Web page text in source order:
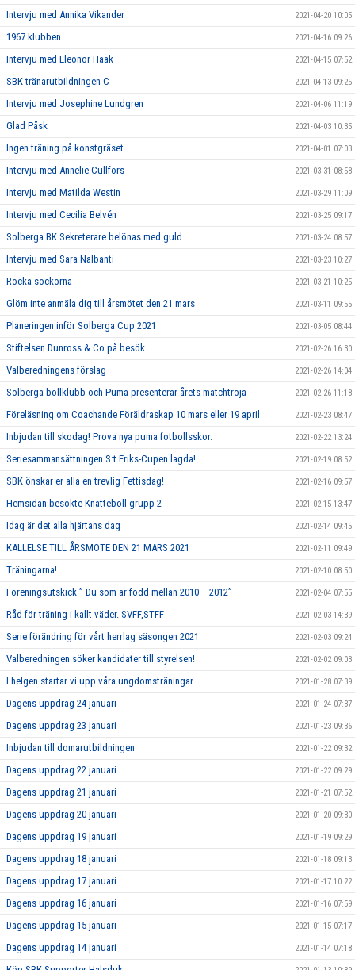
Intervju med Annika Vikander 2021-04-20 10:05
1967 klubben 2021-04-16 09:26
Intervju med Eleonor Haak 2021-04-15 07:52
SBK tränarutbildningen C 2021-04-13 09:25
Intervju med Josephine Lundgren 2021-04-06 11:19
Glad Påsk 2021-04-03 10:35
Ingen träning på konstgräset 2021-04-01 07:03
Intervju med Annelie Cullfors 2021-03-31 08:58
Intervju med Matilda Westin 2021-03-29 11:09
Intervju med Cecilia Belvén 2021-03-25 09:17
Solberga BK Sekreterare belönas med guld 2021-03-24 08:57
Intervju med Sara Nalbanti 2021-03-23 10:27
Rocka sockorna 2021-03-21 10:25
Glöm inte anmäla dig till årsmötet den 21 mars 2021-03-11 09:55
Planeringen inför Solberga Cup 2021 2021-03-05 08:44
Stiftelsen Dunross & Co på besök 2021-02-26 16:30
Valberedningens förslag 2021-02-26 14:04
Solberga bollklubb och Puma presenterar årets matchtröja 2021-02-26 11:18
Föreläsning om Coachande Föräldraskap 10 mars eller 19 april 2021-02-23 08:47
Inbjudan till skodag! Prova nya puma fotbollsskor. 2021-02-22 13:24
Seriesammansättningen S:t Eriks-Cupen lagda! 2021-02-19 08:52
SBK önskar er alla en trevlig Fettisdag! 2021-02-16 09:57
Hemsidan besökte Knatteboll grupp 2 2021-02-15 13:47
Idag är det alla hjärtans dag 2021-02-14 09:45
KALLELSE TILL ÅRSMÖTE DEN 21 MARS 2021 2021-02-11 09:49
Träningarna! 2021-02-10 08:50
Föreningsutskick ” Du som är född mellan 2010 – 2012” 2021-02-04 07:55
Råd för träning i kallt väder. SVFF,STFF 2021-02-03 14:39
Serie förändring för vårt herrlag säsongen 2021 2021-02-03 09:24
Valberedningen söker kandidater till styrelsen! 2021-02-02 09:03
I helgen startar vi upp våra ungdomsträningar. 2021-01-28 07:39
Dagens uppdrag 24 januari 2021-01-24 07:37
Dagens uppdrag 23 januari 2021-01-23 09:36
Inbjudan till domarutbildningen 2021-01-22 09:32
Dagens uppdrag 22 januari 2021-01-22 09:29
Dagens uppdrag 21 januari 2021-01-21 07:52
Dagens uppdrag 20 januari 2021-01-20 09:30
Dagens uppdrag 19 januari 2021-01-19 09:29
Dagens uppdrag 18 januari 2021-01-18 09:13
Dagens uppdrag 17 januari 2021-01-17 10:22
Dagens uppdrag 16 januari 2021-01-16 07:59
Dagens uppdrag 15 januari 2021-01-15 07:17
Dagens uppdrag 14 januari 2021-01-14 07:18